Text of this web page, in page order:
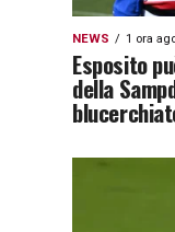
NEWS 1 ora
Esposito
della